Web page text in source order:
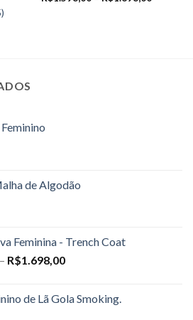
de Algodão
Feminina - Trench Coat
– R$1.698,00Price
through
de Lã Gola Smoking.